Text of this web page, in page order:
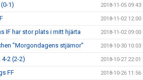
1) 2018-11-05 09:43
2018-11-02 12:00
IF har stor plats i mitt hjärta 2018-11-02 09:00
”Morgondagens stjärnor” 2018-10-30 10:03
4-2 (2-2) 2018-10-27 22:01
FF 2018-10-26 11:56